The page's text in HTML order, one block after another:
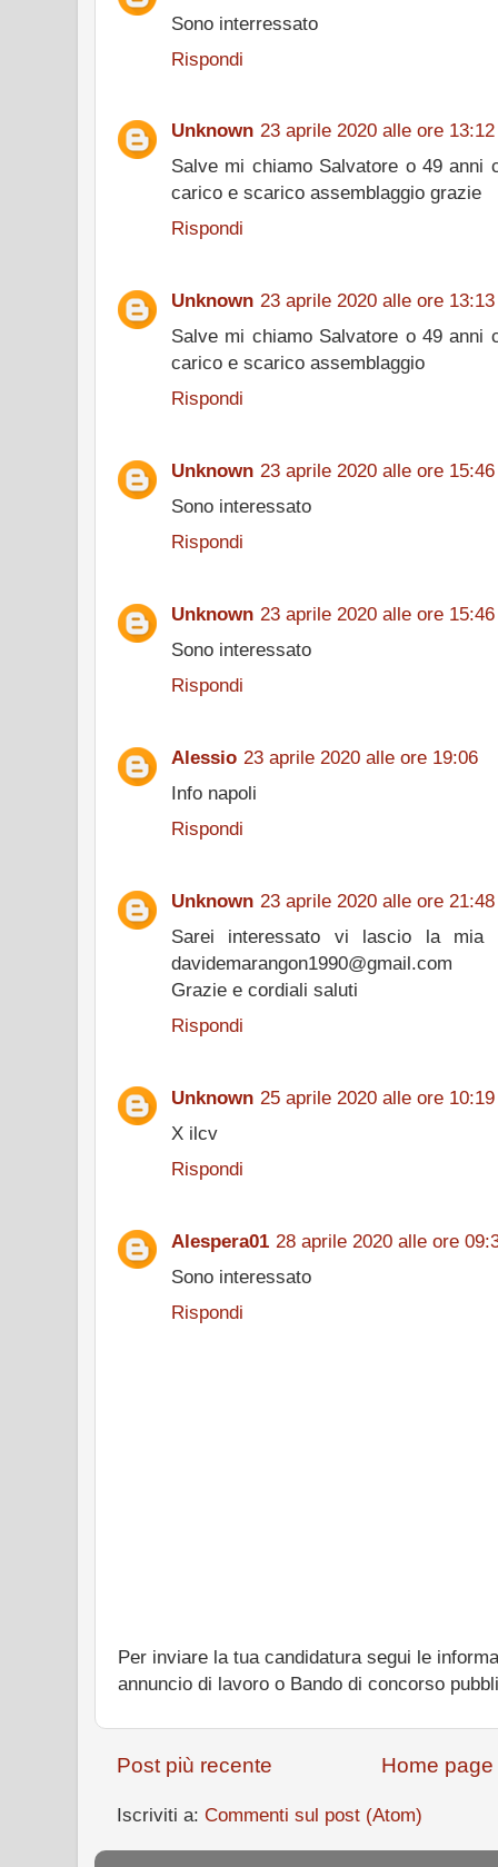
Sono interressato
Rispondi
Unknown 23 aprile 2020 alle ore 13:12
Salve mi chiamo Salvatore o 49 anni
carico e scarico assemblaggio grazie
Rispondi
Unknown 23 aprile 2020 alle ore 13:13
Salve mi chiamo Salvatore o 49 anni
carico e scarico assemblaggio
Rispondi
Unknown 23 aprile 2020 alle ore 15:46
Sono interessato
Rispondi
Unknown 23 aprile 2020 alle ore 15:46
Sono interessato
Rispondi
Alessio 23 aprile 2020 alle ore 19:06
Info napoli
Rispondi
Unknown 23 aprile 2020 alle ore 21:48
Sarei interessato vi lascio la
davidemarangon1990@gmail.com
Grazie e cordiali saluti
Rispondi
Unknown 25 aprile 2020 alle ore 10:19
X ilcv
Rispondi
Alespera01 28 aprile 2020 alle ore
Sono interessato
Rispondi
Per inviare la tua candidatura segui le
annuncio di lavoro o Bando di concorso
Post più recente Home page
Iscriviti a: Commenti sul post (Atom)